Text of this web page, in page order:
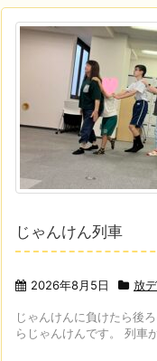
じゃんけん列車
2026年8月5日 放
じゃんけんに負けたら後
らじゃんけんです。 列車